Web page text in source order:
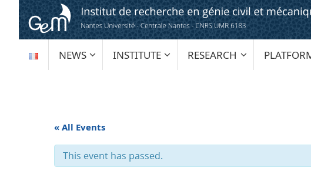
content
TO
CONTENT
NEWS INSTITUTE RESEARCH
« All Events
This event has passed.